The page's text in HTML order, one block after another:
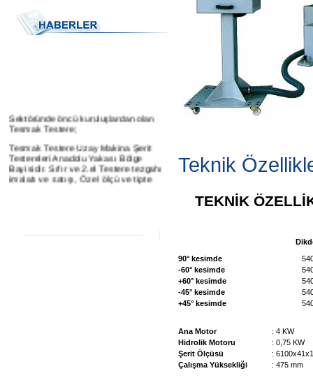
Sektöründe öncü kuruluşlardan olan
Tesmak Testere;
Tesmak Testere Uzay Makina Şerit
Testereleri Anadolu Yakası Bölge
Bayisidir. Sıfır ve 2.el Testere tezgahı
imalatı ve satışı, Özel ölçü ve tipte
Testere makinaları imalatı, Şerit
Teknik
TEKNİK
90° kesimde
-60° kesimde
+60° kesimde
-45° kesimde
+45° kesimde
Ana Motor
: 4 KW
Hidrolik Motoru
: 0,75 KW
Şerit Ölçüsü
:
Çalışma Yüksekliği
: 475 mm